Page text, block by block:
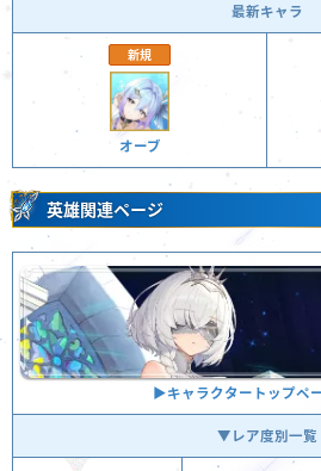
最新キャラ
新規
オーブ
英雄関連ページ
▶︎キャラクタートップペ
▼レア度別一覧